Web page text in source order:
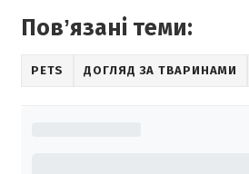
Повʼязані теми:
PETS ДОГЛЯД ЗА ТВАРИНАМИ